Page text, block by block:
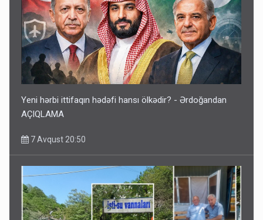
Yeni hərbi ittifaqın hədəfi hansı ölkədir? - Ərdoğandan
AÇIQLAMA
7 Avqust 20:50